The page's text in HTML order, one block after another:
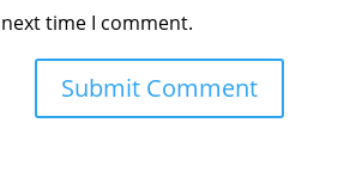
time I comment.